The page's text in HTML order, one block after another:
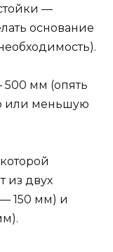
—
основание
500 мм (опять
или меньшую
из двух
150 мм) и